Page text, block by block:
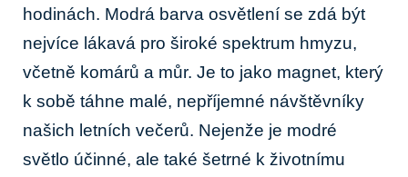
hodinách. Modrá barva osvětlení se zdá být
nejvíce lákavá pro široké spektrum hmyzu,
včetně komárů a můr. Je to jako magnet, který
k sobě táhne malé, nepříjemné návštěvníky
našich letních večerů. Nejenže je modré
světlo účinné, ale také šetrné k životnímu